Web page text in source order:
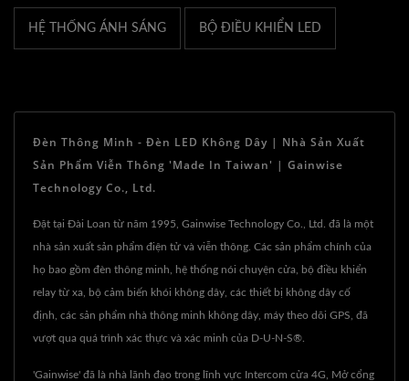
HỆ THỐNG ÁNH SÁNG BỘ ĐIỀU KHIỂN LED
Đèn Thông Minh - Đèn LED Không Dây | Nhà Sản Xuất
Sản Phẩm Viễn Thông 'Made In Taiwan' | Gainwise
Technology Co., Ltd.
Đặt tại Đài Loan từ năm 1995, Gainwise Technology Co., Ltd. đã là một
nhà sản xuất sản phẩm điện tử và viễn thông. Các sản phẩm chính của
họ bao gồm đèn thông minh, hệ thống nói chuyện cửa, bộ điều khiển
relay từ xa, bộ cảm biến khói không dây, các thiết bị không dây cố
định, các sản phẩm nhà thông minh không dây, máy theo dõi GPS, đã
vượt qua quá trình xác thực và xác minh của D-U-N-S®.
'Gainwise' đã là nhà lãnh đạo trong lĩnh vực Intercom cửa 4G, Mở cổng